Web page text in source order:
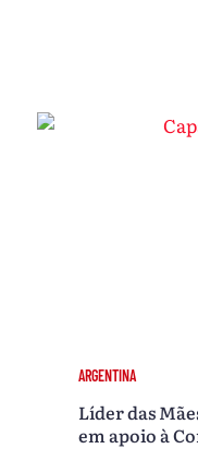
ARGENTINA
Líder das
em apoio à